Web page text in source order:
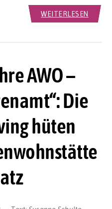
WEITERLESEN
AWO –
Die
hüten